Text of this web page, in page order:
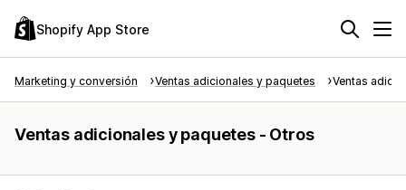
Shopify App Store
Marketing y conversión Ventas adicionales y paquetes Ventas
Ventas adicionales y paquetes - Otros